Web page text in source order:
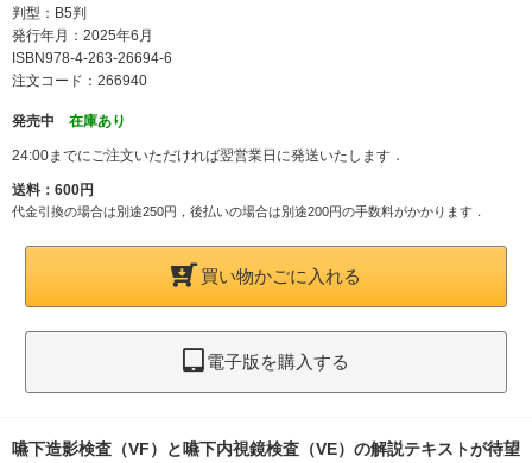
判型：B5判
発行年月：2025年6月
ISBN978-4-263-26694-6
注文コード：266940
発売中 在庫あり
24:00までにご注文いただければ翌営業日に発送いたします．
送料：600円
代金引換の場合は別途250円，後払いの場合は別途200円の手数料がかかります．
買い物かごに入れる
電子版を購入する
嚥下造影検査（VF）と嚥下内視鏡検査（VE）の解説テキストが待望